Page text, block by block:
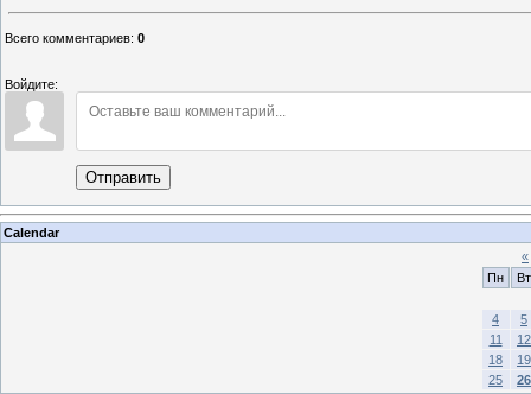
Всего комментариев: 0
Войдите:
Отправить
Calendar
«
Пн
Вт
4
5
11
12
18
19
25
26